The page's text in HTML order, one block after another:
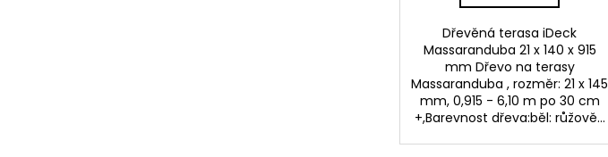
Dřevěná terasa iDeck
Massaranduba 21 x 140 x 915
mm Dřevo na terasy
Massaranduba , rozměr: 21 x 145
mm, 0,915 - 6,10 m po 30 cm
+,Barevnost dřeva:běl: růžově...